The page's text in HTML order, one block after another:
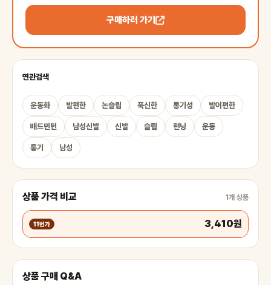
구매하러 가기
연관검색
운동화 발편한 논슬립 푹신한 통기성 발이편한
배드민턴 남성신발 신발 슬립 런닝 운동
통기 남성
상품 가격 비교 1개 상품
11번가 3,410원
상품 구매 Q&A